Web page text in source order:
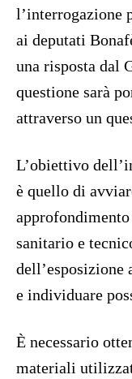
l’interrogazione
ai deputati
una risposta dal
questione sarà
attraverso un
L’obiettivo
è quello di
sanitario e
dell’esposizione
e individuare
È necessario
materiali